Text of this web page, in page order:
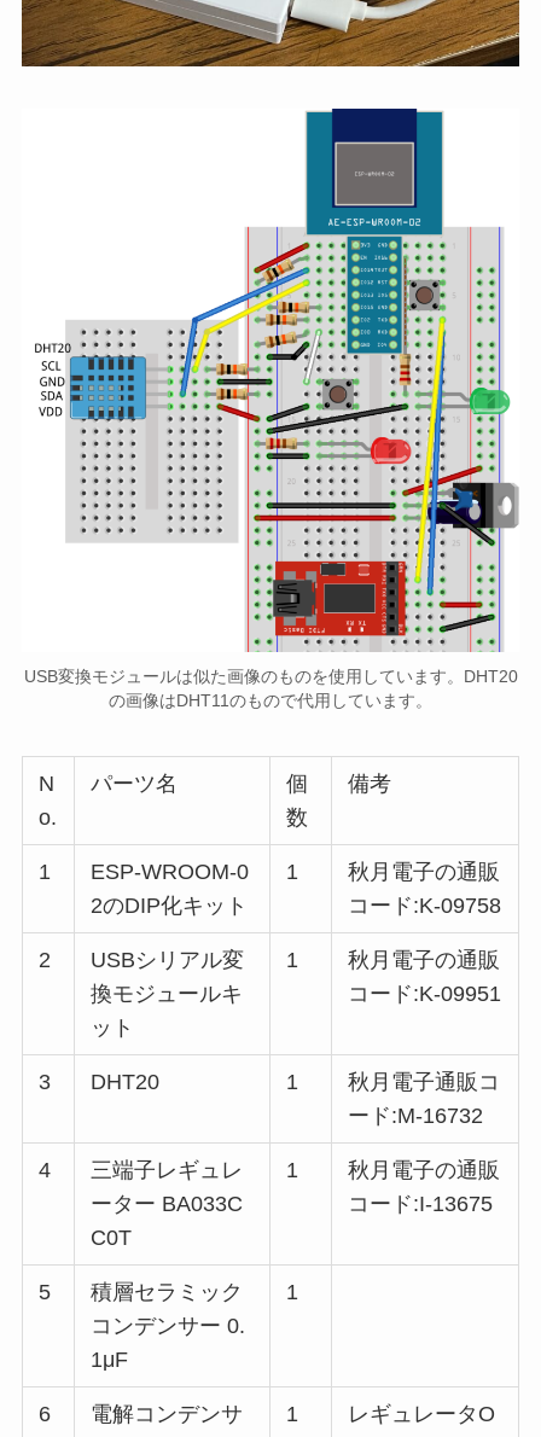
USB変換モジュールは似た画像のものを使用しています。DHT20
の画像はDHT11のもので代用しています。
N
o.
パーツ名
個
数
備考
1
ESP-WROOM-0
2のDIP化キット
1
秋月電子の通販
コード:K-09758
2
USBシリアル変
換モジュールキ
ット
1
秋月電子の通販
コード:K-09951
3 DHT20 1
秋月電子通販コ
ード:M-16732
4
三端子レギュレ
ーター BA033C
C0T
1
秋月電子の通販
コード:I-13675
5
積層セラミック
コンデンサー 0.
1μF
1
6
電解コンデンサ
1
レギュレータO